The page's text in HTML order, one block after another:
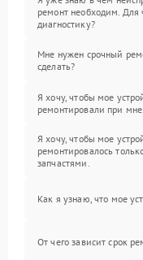
ремонт необходим. Для
диагностику?
Мне нужен срочный
сделать?
Я хочу, чтобы мое
ремонтировали при мне.
Я хочу, чтобы мое
ремонтировалось
запчастями.
Как я узнаю, что мое
От чего зависит срок